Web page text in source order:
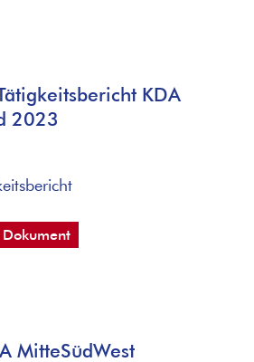
KDA
2023
MitteSüdWest